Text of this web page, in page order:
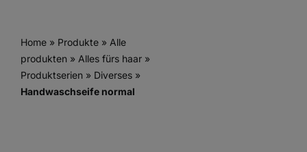
Home» Produkte» Alle
produkten » Alles fürs haar»
Produktserien » Diverses»
Handwaschseife normal